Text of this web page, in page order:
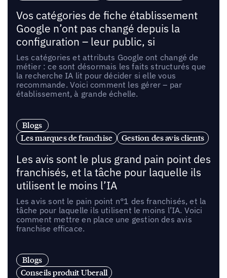
Vos catégories de fiche établissement
Google n’ont pas changé depuis la
configuration – leur public, si
Les catégories et attributs Google ont changé de
métier : ce sont désormais les faits structurés que
la recherche IA lit pour décider si elle vous
recommande. Voici comment les gérer – par
établissement, à grande échelle.
Blogs
Les marques de franchise
Gestion des avis clients
Les avis sont le plus grand pain point des
franchisés, et la tâche pour laquelle ils
utilisent le moins l’IA
Les avis sont le pain point n°1 des franchisés, et la
tâche pour laquelle ils utilisent le moins l’IA. Voici
comment mettre en place une gestion des avis
franchise efficace.
Blogs
Conseils produit Uberall